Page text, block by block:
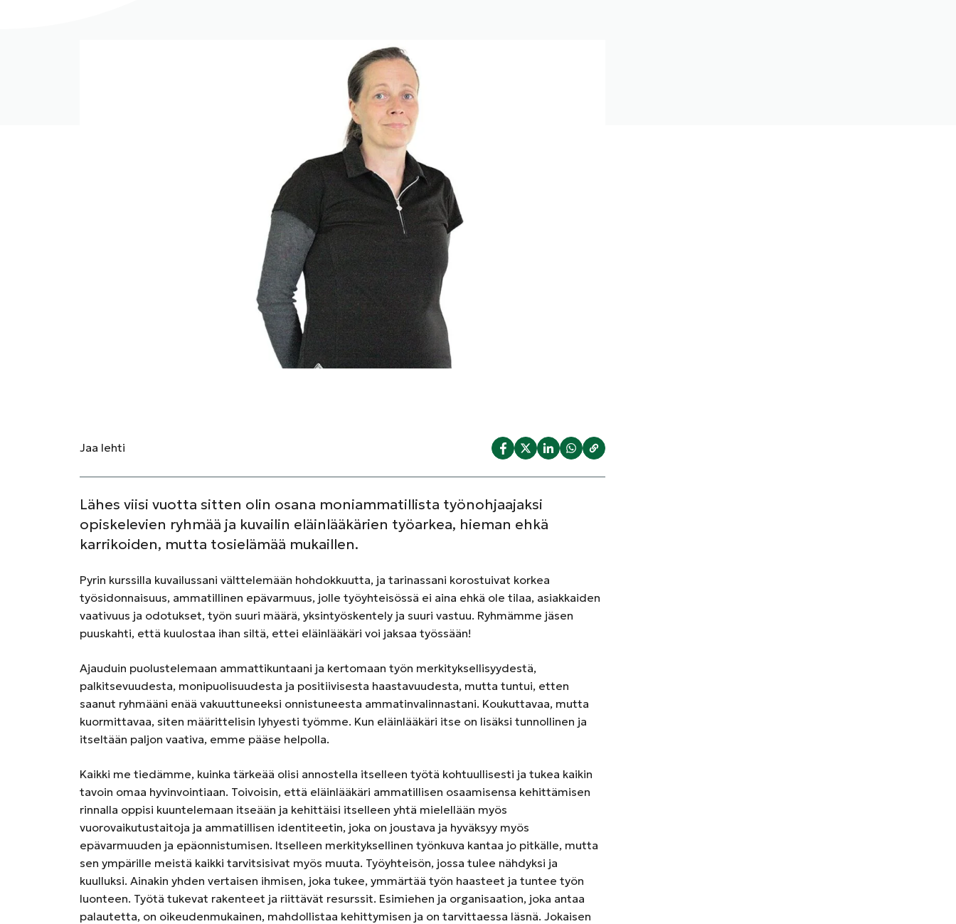
Jaa lehti
Lähes viisi vuotta sitten olin osana moniammatillista työnohjaajaksi
opiskelevien ryhmää ja kuvailin eläinlääkärien työarkea, hieman ehkä
karrikoiden, mutta tosielämää mukaillen.
Pyrin kurssilla kuvailussani välttelemään hohdokkuutta, ja tarinassani korostuivat korkea
työsidonnaisuus, ammatillinen epävarmuus, jolle työyhteisössä ei aina ehkä ole tilaa, asiakkaiden
vaativuus ja odotukset, työn suuri määrä, yksintyöskentely ja suuri vastuu. Ryhmämme jäsen
puuskahti, että kuulostaa ihan siltä, ettei eläinlääkäri voi jaksaa työssään!
Ajauduin puolustelemaan ammattikuntaani ja kertomaan työn merkityksellisyydestä,
palkitsevuudesta, monipuolisuudesta ja positiivisesta haastavuudesta, mutta tuntui, etten
saanut ryhmääni enää vakuuttuneeksi onnistuneesta ammatinvalinnastani. Koukuttavaa, mutta
kuormittavaa, siten määrittelisin lyhyesti työmme. Kun eläinlääkäri itse on lisäksi tunnollinen ja
itseltään paljon vaativa, emme pääse helpolla.
Kaikki me tiedämme, kuinka tärkeää olisi annostella itselleen työtä kohtuullisesti ja tukea kaikin
tavoin omaa hyvinvointiaan. Toivoisin, että eläinlääkäri ammatillisen osaamisensa kehittämisen
rinnalla oppisi kuuntelemaan itseään ja kehittäisi itselleen yhtä mielellään myös
vuorovaikutustaitoja ja ammatillisen identiteetin, joka on joustava ja hyväksyy myös
epävarmuuden ja epäonnistumisen. Itselleen merkityksellinen työnkuva kantaa jo pitkälle, mutta
sen ympärille meistä kaikki tarvitsisivat myös muuta. Työyhteisön, jossa tulee nähdyksi ja
kuulluksi. Ainakin yhden vertaisen ihmisen, joka tukee, ymmärtää työn haasteet ja tuntee työn
luonteen. Työtä tukevat rakenteet ja riittävät resurssit. Esimiehen ja organisaation, joka antaa
palautetta, on oikeudenmukainen, mahdollistaa kehittymisen ja on tarvittaessa läsnä. Jokaisen